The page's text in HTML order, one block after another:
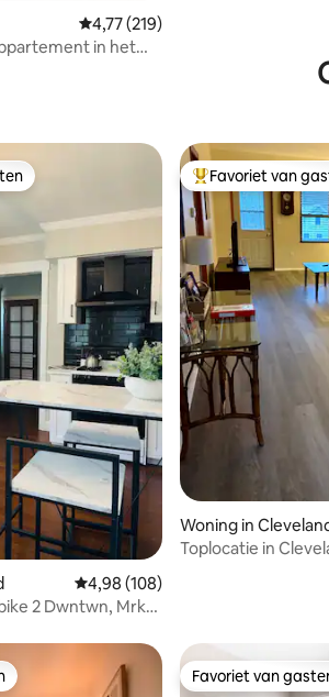
Gemiddelde beoordeling van 4,77
4,77 (219)
in het
Gemiddelde beoordeling van 4,98
4,98 (108)
2 Dwntwn, Mrkt,
Topfavoriet van
Favoriet van
Woning in
Toplocatie in
Favoriet van
Favoriet van